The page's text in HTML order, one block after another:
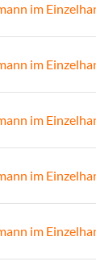
im
im
im
im
im